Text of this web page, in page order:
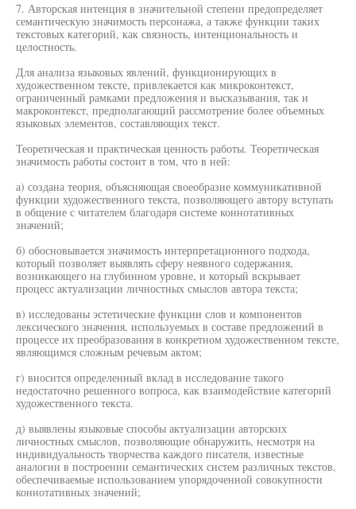
7. Авторская интенция в значительной степени предопределяет
семантическую значимость персонажа, а также функции таких
текстовых категорий, как связность, интенциональность и
целостность.
Для анализа языковых явлений, функционирующих в
художественном тексте, привлекается как микроконтекст,
ограниченный рамками предложения и высказывания, так и
макроконтекст, предполагающий рассмотрение более объемных
языковых элементов, составляющих текст.
Теоретическая и практическая ценность работы. Теоретическая
значимость работы состоит в том, что в ней:
а) создана теория, объясняющая своеобразие коммуникативной
функции художественного текста, позволяющего автору вступать
в общение с читателем благодаря системе коннотативных
значений;
б) обосновывается значимость интерпретационного подхода,
который позволяет выявлять сферу неявного содержания,
возникающего на глубинном уровне, и который вскрывает
процесс актуализации личностных смыслов автора текста;
в) исследованы эстетические функции слов и компонентов
лексического значения, используемых в составе предложений в
процессе их преобразования в конкретном художественном тексте,
являющимся сложным речевым актом;
г) вносится определенный вклад в исследование такого
недостаточно решенного вопроса, как взаимодействие категорий
художественного текста.
д) выявлены языковые способы актуализации авторских
личностных смыслов, позволяющие обнаружить, несмотря на
индивидуальность творчества каждого писателя, известные
аналогии в построении семантических систем различных текстов,
обеспечиваемые использованием упорядоченной совокупности
коннотативных значений;